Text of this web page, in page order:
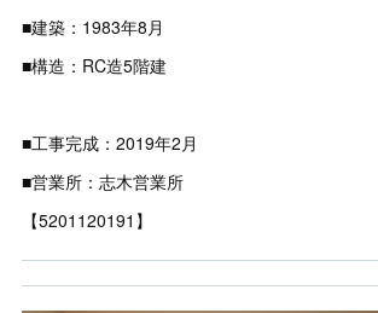
■建築：1983年8月
■構造：RC造5階建
■工事完成：2019年2月
■営業所：志木営業所
【5201120191】